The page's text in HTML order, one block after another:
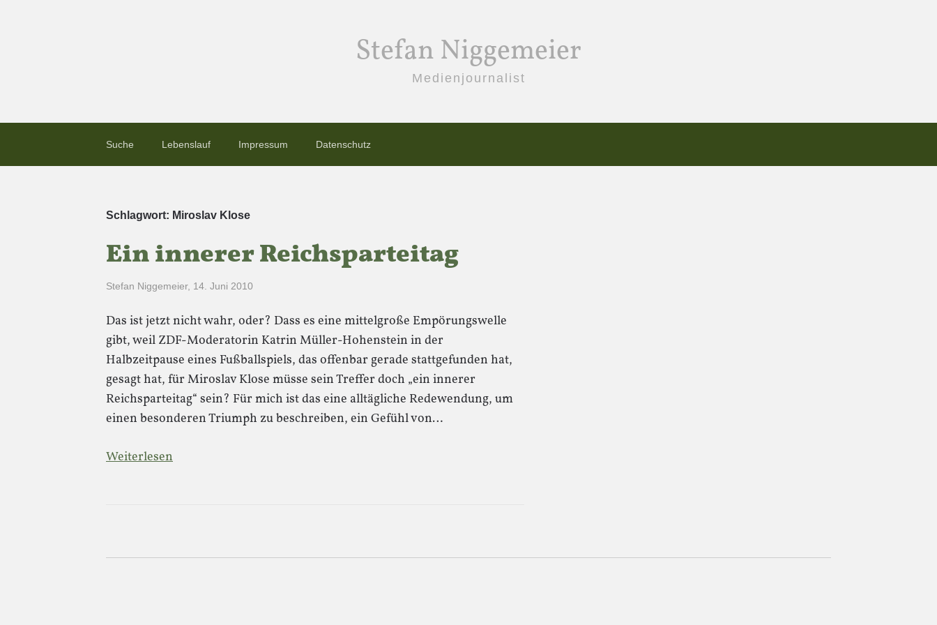
Stefan Niggemeier
Medienjournalist
Suche Lebenslauf Impressum Datenschutz
Schlagwort: Miroslav Klose
Ein innerer Reichsparteitag
Stefan Niggemeier, 14. Juni 2010
Das ist jetzt nicht wahr, oder? Dass es eine mittelgroße Empörungswelle
gibt, weil ZDF-Moderatorin Katrin Müller-Hohenstein in der
Halbzeitpause eines Fußballspiels, das offenbar gerade stattgefunden hat,
gesagt hat, für Miroslav Klose müsse sein Treffer doch „ein innerer
Reichsparteitag“ sein? Für mich ist das eine alltägliche Redewendung, um
einen besonderen Triumph zu beschreiben, ein Gefühl von…
Weiterlesen